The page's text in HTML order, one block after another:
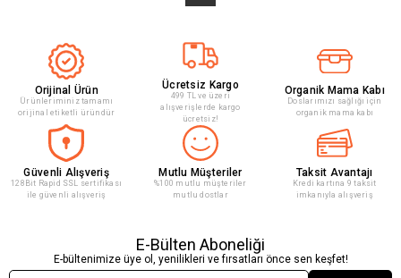
Orijinal Ürün
Ürünleriminiz tamamı
orijinal etiketli üründür
Ücretsiz Kargo
499 TL ve üzeri
alışverişlerde kargo
ücretsiz!
Organik Mama Kabı
Doslarımızı sağlığı için
organik mama kabı
Güvenli Alışveriş
128Bit Rapid SSL sertifikası
ile güvenli alışveriş
Mutlu Müşteriler
%100 mutlu müşteriler
mutlu dostlar
Taksit Avantajı
Kredi kartına 9 taksit
imkanıyla alışveriş
E-Bülten Aboneliği
E-bültenimize üye ol, yenilikleri ve fırsatları önce sen keşfet!